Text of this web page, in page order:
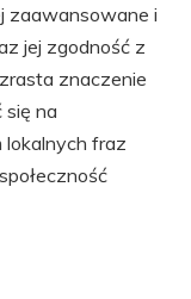
zaawansowane i
jej zgodność z
znaczenie
się na
fraz